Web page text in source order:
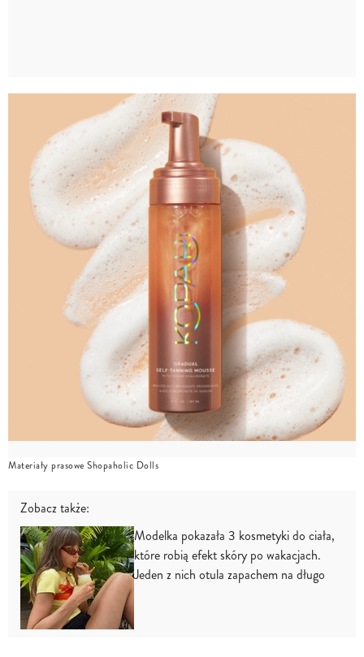
Materiały prasowe Shopaholic Dolls
Zobacz także:
Modelka pokazała 3 kosmetyki do ciała,
które robią efekt skóry po wakacjach.
Jeden z nich otula zapachem na długo